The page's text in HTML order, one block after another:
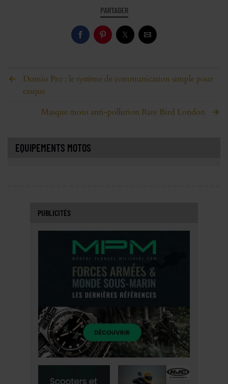
PARTAGER
Domio Pro : le système de communication simple pour
casque
Masque moto anti-pollution Rare Bird London
EQUIPEMENTS MOTOS
PUBLICITÉS